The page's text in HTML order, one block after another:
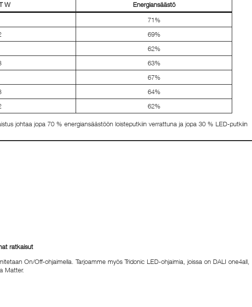
W
Energiansäästö
71%
69%
62%
63%
67%
64%
62%
johtaa jopa 70 % energiansäästöön loisteputkiin verrattuna ja jopa 30 % LED-putkiin
ratkaisut
On/Off-ohjaimella. Tarjoamme myös Tridonic LED-ohjaimia, joissa on DALI one4all,
Matter.